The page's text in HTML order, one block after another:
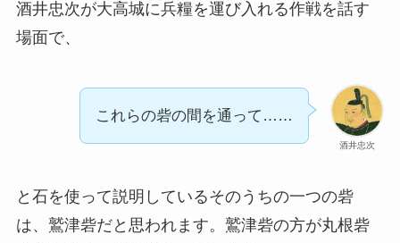
酒井忠次が大高城に兵糧を運び入れる作戦を話す
場面で、
酒井忠次
これらの砦の間を通って……
と石を使って説明しているそのうちの一つの砦
は、鷲津砦だと思われます。鷲津砦の方が丸根砦